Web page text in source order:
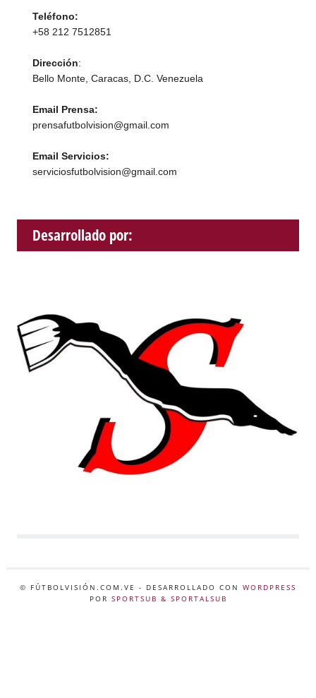
Teléfono:
+58 212 7512851
Dirección:
Bello Monte, Caracas, D.C. Venezuela
Email Prensa:
prensafutbolvision@gmail.com
Email Servicios:
serviciosfutbolvision@gmail.com
Desarrollado por:
© FÚTBOLVISIÓN.COM.VE - DESARROLLADO CON WORDPRESS
POR SPORTSUB & SPORTALSUB